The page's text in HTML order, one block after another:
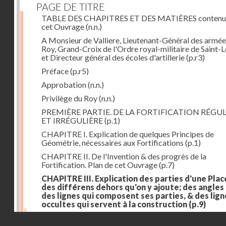
PAGE DE TITRE
TABLE DES CHAPITRES ET DES MATIÈRES
cet Ouvrage(n.n.)
A Monsieur de Valliere, Lieutenant-Général des
Roy, Grand-Croix de l'Ordre royal-militaire de Saint-
et Directeur général des écoles d'artillerie(p.r3)
Préface(p.r5)
Approbation(n.n.)
Privilège du Roy(n.n.)
PREMIÈRE PARTIE. DE LA FORTIFICATION
ET IRRÉGULIÈRE(p.1)
CHAPITRE I. Explication de quelques Principes de
Géométrie, nécessaires aux Fortifications (p.1)
CHAPITRE II. De l'Invention & des progrès de la
Fortification. Plan de cet Ouvrage(p.7)
CHAPITRE III. Explication des parties d'une
des différens dehors qu'on y ajoute; des angles
des lignes qui composent ses parties, & des
occultes qui servent à la construction (p.9)
Des lignes & des angles qui composent les parties